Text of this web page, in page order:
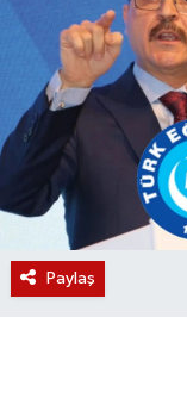
Paylaş